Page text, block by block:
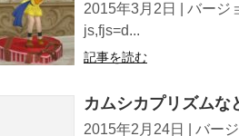
2015年3月2日 | バー
js,fjs=d...
記事を読む
カムシカプリズムな
2015年2月24日 | バー